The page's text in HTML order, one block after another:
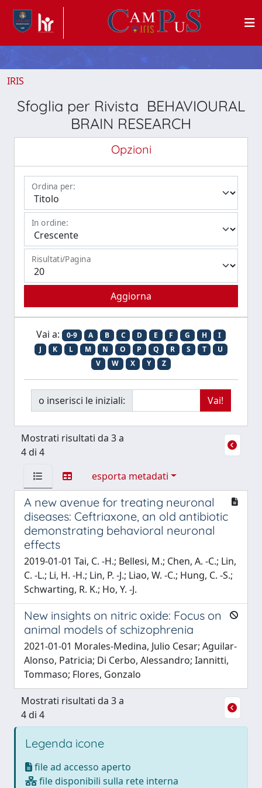
IRIS
Sfoglia per Rivista BEHAVIOURAL
BRAIN RESEARCH
Opzioni
Ordina per:
In ordine:
Risultati/Pagina
Vai a: 0-9 A B C D E F G H
I
J
K L M N O P Q R S T
U
V
W X Y Z
o inserisci le iniziali:
Mostrati risultati da 3 a
4 di 4
esporta metadati
A new avenue for treating neuronal
diseases: Ceftriaxone, an old antibiotic
demonstrating behavioral neuronal
effects
2019-01-01 Tai, C. -H.; Bellesi, M.; Chen, A. -C.; Lin,
C. -L.; Li, H. -H.; Lin, P. -J.; Liao, W. -C.; Hung, C. -S.;
Schwarting, R. K.; Ho, Y. -J.
New insights on nitric oxide: Focus on
animal models of schizophrenia
2021-01-01 Morales-Medina, Julio Cesar; Aguilar-
Alonso, Patricia; Di Cerbo, Alessandro; Iannitti,
Tommaso; Flores, Gonzalo
Mostrati risultati da 3 a
4 di 4
Legenda icone
file ad accesso aperto
file disponibili sulla rete interna